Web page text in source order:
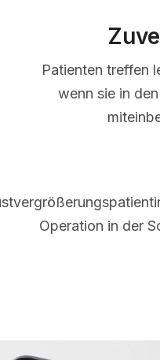
Patienten treffen
wenn sie in
Operation in der